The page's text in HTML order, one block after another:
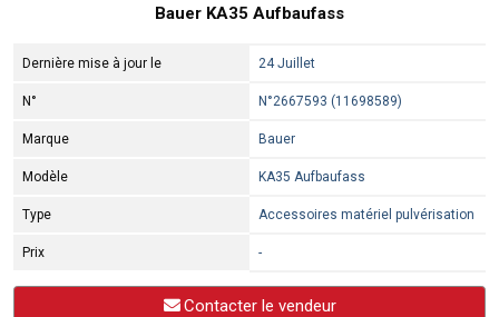
Bauer KA35 Aufbaufass
Dernière mise à jour le 24 Juillet
N° N°2667593 (11698589)
Marque Bauer
Modèle KA35 Aufbaufass
Type Accessoires matériel pulvérisation
Prix -
Contacter le vendeur